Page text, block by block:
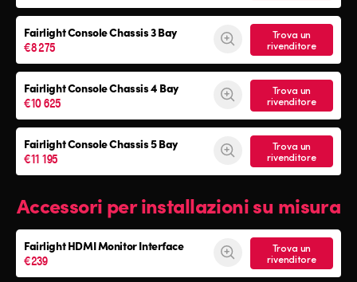
Fairlight ConsoleChassis 3 Bay
€8 275
Trova un
rivenditore
Fairlight ConsoleChassis 4 Bay
€10 625
Trova un
rivenditore
Fairlight ConsoleChassis 5 Bay
€11 195
Trova un
rivenditore
Accessori per installazioni su misura
Fairlight HDMI Monitor Interface
€239
Trova un
rivenditore